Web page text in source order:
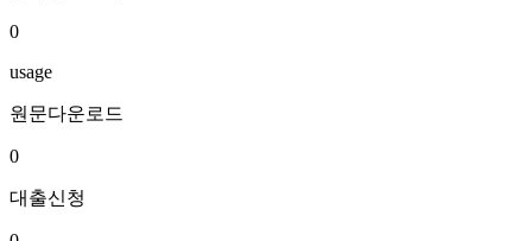
0
usage
원문다운로드
0
대출신청